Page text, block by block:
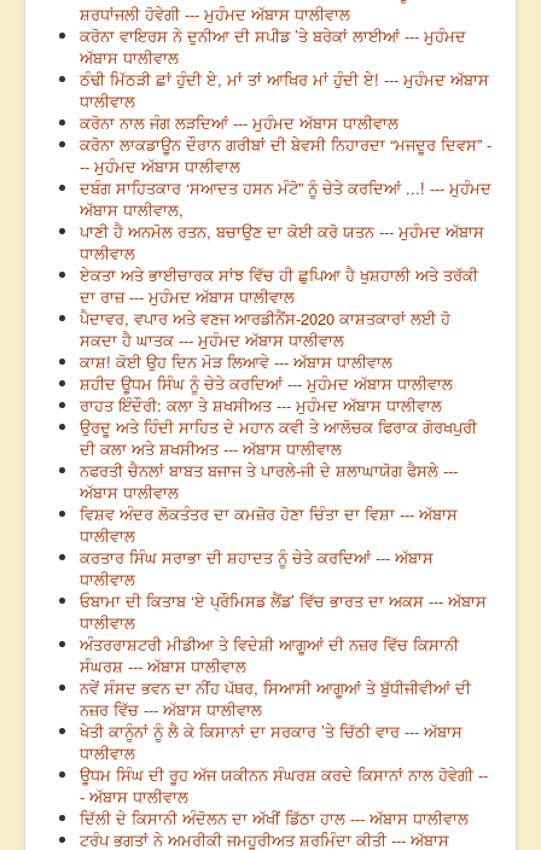
ਸ਼ਰਧਾਂਜਲੀ ਹੋਵੇਗੀ --- ਮੁਹੰਮਦ ਅੱਬਾਸ ਧਾਲੀਵਾਲ
ਕਰੋਨਾ ਵਾਇਰਸ ਨੇ ਦੁਨੀਆ ਦੀ ਸਪੀਡ ’ਤੇ ਬਰੇਕਾਂ ਲਾਈਆਂ --- ਮੁਹੰਮਦ
ਅੱਬਾਸ ਧਾਲੀਵਾਲ
ਠੰਢੀ ਮਿੱਠੜੀ ਛਾਂ ਹੁੰਦੀ ਏ, ਮਾਂ ਤਾਂ ਆਖਿਰ ਮਾਂ ਹੁੰਦੀ ਏ! --- ਮੁਹੰਮਦ ਅੱਬਾਸ
ਧਾਲੀਵਾਲ
ਕਰੋਨਾ ਨਾਲ ਜੰਗ ਲੜਦਿਆਂ --- ਮੁਹੰਮਦ ਅੱਬਾਸ ਧਾਲੀਵਾਲ
ਕਰੋਨਾ ਲਾਕਡਾਊਨ ਦੌਰਾਨ ਗਰੀਬਾਂ ਦੀ ਬੇਵਸੀ ਨਿਹਾਰਦਾ “ਮਜਦੂਰ ਦਿਵਸ” -
-- ਮੁਹੰਮਦ ਅੱਬਾਸ ਧਾਲੀਵਾਲ
ਦਬੰਗ ਸਾਹਿਤਕਾਰ ‘ਸਆਦਤ ਹਸਨ ਮੰਟੋ” ਨੂੰ ਚੇਤੇ ਕਰਦਿਆਂ ...! --- ਮੁਹੰਮਦ
ਅੱਬਾਸ ਧਾਲੀਵਾਲ,
ਪਾਣੀ ਹੈ ਅਨਮੋਲ ਰਤਨ, ਬਚਾਉਣ ਦਾ ਕੋਈ ਕਰੋ ਯਤਨ --- ਮੁਹੰਮਦ ਅੱਬਾਸ
ਧਾਲੀਵਾਲ
ਏਕਤਾ ਅਤੇ ਭਾਈਚਾਰਕ ਸਾਂਝ ਵਿੱਚ ਹੀ ਛੁਪਿਆ ਹੈ ਖੁਸ਼ਹਾਲੀ ਅਤੇ ਤਰੱਕੀ
ਦਾ ਰਾਜ਼ --- ਮੁਹੰਮਦ ਅੱਬਾਸ ਧਾਲੀਵਾਲ
ਪੈਦਾਵਰ, ਵਪਾਰ ਅਤੇ ਵਣਜ ਆਰਡੀਨੈਂਸ-2020 ਕਾਸ਼ਤਕਾਰਾਂ ਲਈ ਹੋ
ਸਕਦਾ ਹੈ ਘਾਤਕ --- ਮੁਹੰਮਦ ਅੱਬਾਸ ਧਾਲੀਵਾਲ
ਕਾਸ਼! ਕੋਈ ਉਹ ਦਿਨ ਮੋੜ ਲਿਆਵੇ --- ਅੱਬਾਸ ਧਾਲੀਵਾਲ
ਸ਼ਹੀਦ ਊਧਮ ਸਿੰਘ ਨੂੰ ਚੇਤੇ ਕਰਦਿਆਂ --- ਮੁਹੰਮਦ ਅੱਬਾਸ ਧਾਲੀਵਾਲ
ਰਾਹਤ ਇੰਦੌਰੀ: ਕਲਾ ਤੇ ਸ਼ਖਸੀਅਤ --- ਮੁਹੰਮਦ ਅੱਬਾਸ ਧਾਲੀਵਾਲ
ਉਰਦੂ ਅਤੇ ਹਿੰਦੀ ਸਾਹਿਤ ਦੇ ਮਹਾਨ ਕਵੀ ਤੇ ਆਲੋਚਕ ਫਿਰਾਕ ਗੋਰਖਪੁਰੀ
ਦੀ ਕਲਾ ਅਤੇ ਸ਼ਖਸੀਅਤ --- ਅੱਬਾਸ ਧਾਲੀਵਾਲ
ਨਫਰਤੀ ਚੈਨਲਾਂ ਬਾਬਤ ਬਜਾਜ ਤੇ ਪਾਰਲੇ-ਜੀ ਦੇ ਸ਼ਲਾਘਾਯੋਗ ਫੈਸਲੇ ---
ਅੱਬਾਸ ਧਾਲੀਵਾਲ
ਵਿਸ਼ਵ ਅੰਦਰ ਲੋਕਤੰਤਰ ਦਾ ਕਮਜ਼ੋਰ ਹੋਣਾ ਚਿੰਤਾ ਦਾ ਵਿਸ਼ਾ --- ਅੱਬਾਸ
ਧਾਲੀਵਾਲ
ਕਰਤਾਰ ਸਿੰਘ ਸਰਾਭਾ ਦੀ ਸ਼ਹਾਦਤ ਨੂੰ ਚੇਤੇ ਕਰਦਿਆਂ --- ਅੱਬਾਸ
ਧਾਲੀਵਾਲ
ਓਬਾਮਾ ਦੀ ਕਿਤਾਬ ‘ਏ ਪ੍ਰੌਮਿਸਡ ਲੈਂਡ’ ਵਿੱਚ ਭਾਰਤ ਦਾ ਅਕਸ --- ਅੱਬਾਸ
ਧਾਲੀਵਾਲ
ਅੰਤਰਰਾਸ਼ਟਰੀ ਮੀਡੀਆ ਤੇ ਵਿਦੇਸ਼ੀ ਆਗੂਆਂ ਦੀ ਨਜ਼ਰ ਵਿੱਚ ਕਿਸਾਨੀ
ਸੰਘਰਸ਼ --- ਅੱਬਾਸ ਧਾਲੀਵਾਲ
ਨਵੇਂ ਸੰਸਦ ਭਵਨ ਦਾ ਨੀਂਹ ਪੱਥਰ, ਸਿਆਸੀ ਆਗੂਆਂ ਤੇ ਬੁੱਧੀਜੀਵੀਆਂ ਦੀ
ਨਜ਼ਰ ਵਿੱਚ --- ਅੱਬਾਸ ਧਾਲੀਵਾਲ
ਖੇਤੀ ਕਾਨੂੰਨਾਂ ਨੂੰ ਲੈ ਕੇ ਕਿਸਾਨਾਂ ਦਾ ਸਰਕਾਰ ’ਤੇ ਚਿੱਠੀ ਵਾਰ --- ਅੱਬਾਸ
ਧਾਲੀਵਾਲ
ਊਧਮ ਸਿੰਘ ਦੀ ਰੂਹ ਅੱਜ ਯਕੀਨਨ ਸੰਘਰਸ਼ ਕਰਦੇ ਕਿਸਾਨਾਂ ਨਾਲ ਹੋਵੇਗੀ --
- ਅੱਬਾਸ ਧਾਲੀਵਾਲ
ਦਿੱਲੀ ਦੇ ਕਿਸਾਨੀ ਅੰਦੋਲਨ ਦਾ ਅੱਖੀਂ ਡਿੱਠਾ ਹਾਲ --- ਅੱਬਾਸ ਧਾਲੀਵਾਲ
ਟਰੰਪ ਭਗਤਾਂ ਨੇ ਅਮਰੀਕੀ ਜਮਹੂਰੀਅਤ ਸ਼ਰਮਿੰਦਾ ਕੀਤੀ --- ਅੱਬਾਸ